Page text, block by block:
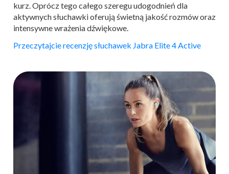
kurz. Oprócz tego całego szeregu udogodnień dla
aktywnych słuchawki oferują świetną jakość rozmów oraz
intensywne wrażenia dźwiękowe.
Przeczytajcie recenzję słuchawek Jabra Elite 4 Active